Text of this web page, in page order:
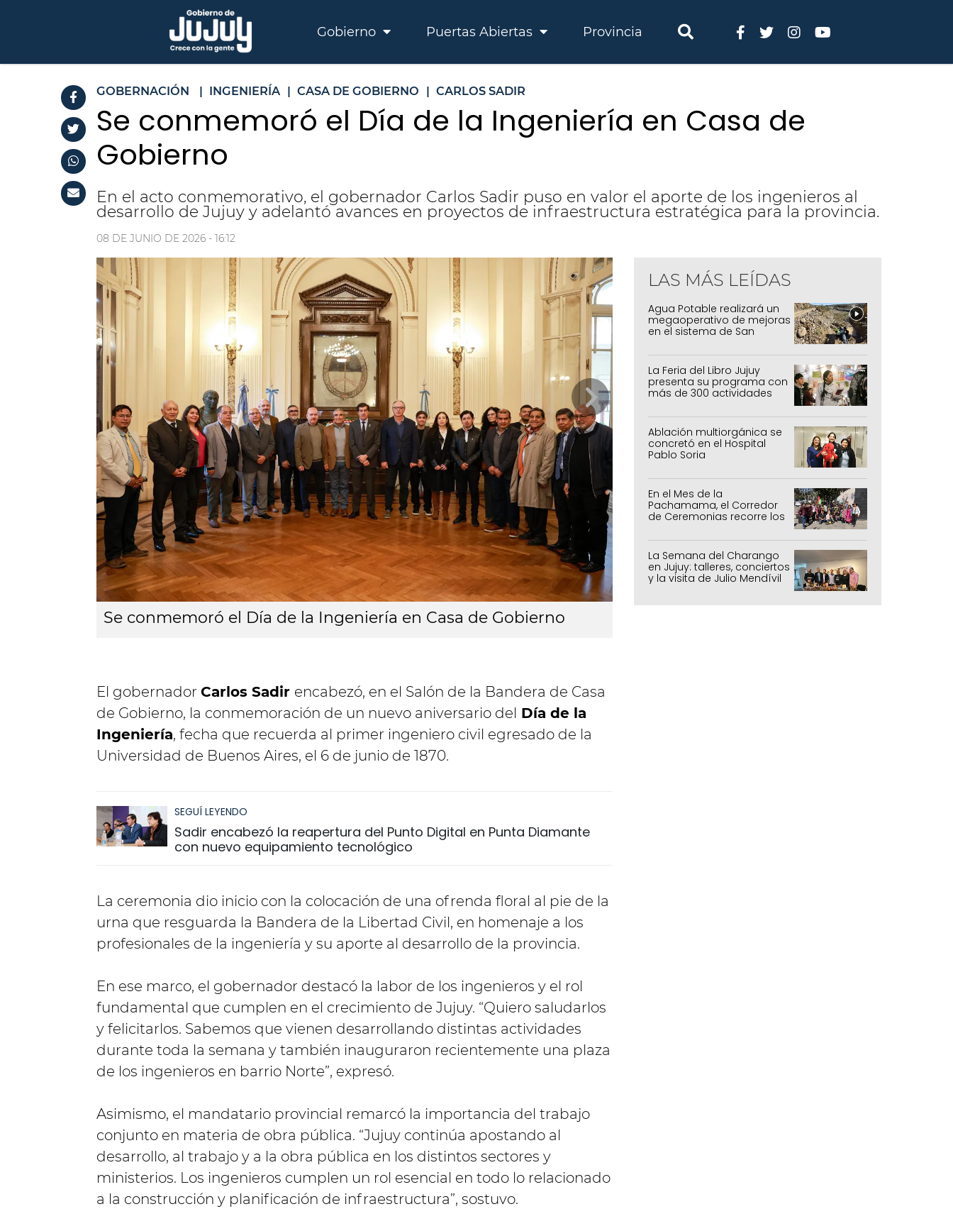
Gobierno Puertas Abiertas Provincia
GOBERNACIÓN | INGENIERÍA | CASA DE GOBIERNO | CARLOS SADIR
Se conmemoró el Día de la Ingeniería en Casa de
Gobierno
En el acto conmemorativo, el gobernador Carlos Sadir puso en valor el aporte de los ingenieros al
desarrollo de Jujuy y adelantó avances en proyectos de infraestructura estratégica para la provincia.
08 DE JUNIO DE 2026 - 16:12
Se conmemoró el Día de la Ingeniería en Casa de Gobierno
El gobernador Carlos Sadir encabezó, en el Salón de la Bandera de Casa
de Gobierno, la conmemoración de un nuevo aniversario del Día de la
Ingeniería, fecha que recuerda al primer ingeniero civil egresado de la
Universidad de Buenos Aires, el 6 de junio de 1870.
SEGUÍ LEYENDO
Sadir encabezó la reapertura del Punto Digital en Punta Diamante
con nuevo equipamiento tecnológico
La ceremonia dio inicio con la colocación de una ofrenda floral al pie de la
urna que resguarda la Bandera de la Libertad Civil, en homenaje a los
profesionales de la ingeniería y su aporte al desarrollo de la provincia.
En ese marco, el gobernador destacó la labor de los ingenieros y el rol
fundamental que cumplen en el crecimiento de Jujuy. “Quiero saludarlos
y felicitarlos. Sabemos que vienen desarrollando distintas actividades
durante toda la semana y también inauguraron recientemente una plaza
de los ingenieros en barrio Norte”, expresó.
Asimismo, el mandatario provincial remarcó la importancia del trabajo
conjunto en materia de obra pública. “Jujuy continúa apostando al
desarrollo, al trabajo y a la obra pública en los distintos sectores y
ministerios. Los ingenieros cumplen un rol esencial en todo lo relacionado
a la construcción y planificación de infraestructura”, sostuvo.
LAS MÁS LEÍDAS
Agua Potable realizará un
megaoperativo de mejoras
en el sistema de San
La Feria del Libro Jujuy
presenta su programa con
más de 300 actividades
Ablación multiorgánica se
concretó en el Hospital
Pablo Soria
En el Mes de la
Pachamama, el Corredor
de Ceremonias recorre los
capital
La Semana del Charango
en Jujuy: talleres, conciertos
y la visita de Julio Mendívil